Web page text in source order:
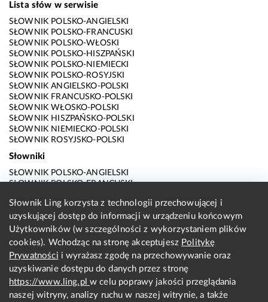
Lista słów w serwisie
SŁOWNIK POLSKO-ANGIELSKI
SŁOWNIK POLSKO-FRANCUSKI
SŁOWNIK POLSKO-WŁOSKI
SŁOWNIK POLSKO-HISZPAŃSKI
SŁOWNIK POLSKO-NIEMIECKI
SŁOWNIK POLSKO-ROSYJSKI
SŁOWNIK ANGIELSKO-POLSKI
SŁOWNIK FRANCUSKO-POLSKI
SŁOWNIK WŁOSKO-POLSKI
SŁOWNIK HISZPAŃSKO-POLSKI
SŁOWNIK NIEMIECKO-POLSKI
SŁOWNIK ROSYJSKO-POLSKI
Słowniki
SŁOWNIK POLSKO-ANGIELSKI
SŁOWNIK POLSKO-FRANCUSKI
SŁOWNIK POLSKO-HISZPAŃSKI
SŁOWNIK POLSKO-NIEMIECKI
SŁOWNIK POLSKO-ROSYJSKI
SŁOWNIK ANGIELSKO-POLSKI
SŁOWNIK FRANCUSKO-POLSKI
SŁOWNIK WŁOSKO-POLSKI
SŁOWNIK HISZPAŃSKO-POLSKI
SŁOWNIK NIEMIECKO-POLSKI
SŁOWNIK ROSYJSKO-POLSKI
Słownik Ling korzysta z technologii przechowującej i
uzyskującej dostęp do informacji w urządzeniu końcowym
Użytkowników (w szczególności z wykorzystaniem plików
cookies). Wchodząc na stronę akceptujesz Politykę
Prywatności i wyrażasz zgodę na przechowywanie oraz
uzyskiwanie dostępu do danych przez stronę
https://www.ling.plw celu poprawy jakości przeglądania
naszej witryny, analizy ruchu w naszej witrynie, a także